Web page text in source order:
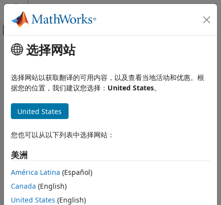
跳到内容
画布外导航菜单切换
文档主页
Simulink Check
检查 Stateflow 图中的指针
描述
结果和建议的操作
功能和限制
主要内容
本页采用了机器翻译。点击此处可查看英文原文。
检查 Stateflow 图中的指针
检查 ID ： mathworks.maab.jm_0011
JMAAB v5.1
JMAAB v6.0
选择网站
选择网站以获取翻译的可用内容，以及查看当地活动和优惠。根
据您的位置，我们建议您选择： United States。
United States
您也可以从以下列表中选择网站：
美洲
América Latina (Español)
Canada (English)
United States (English)